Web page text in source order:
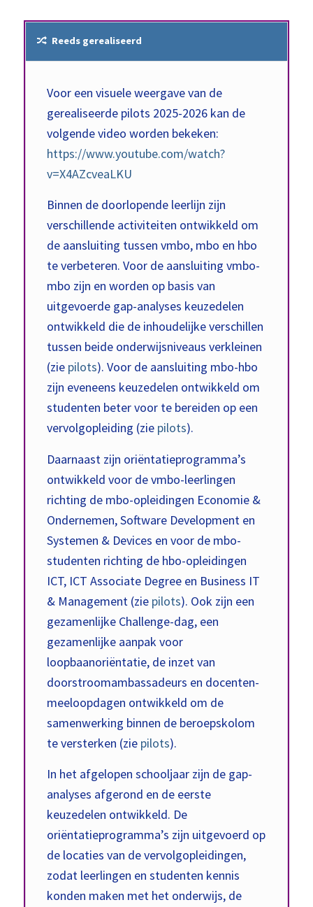
Reeds gerealiseerd
Voor een visuele weergave van de
gerealiseerde pilots 2025-2026 kan de
volgende video worden bekeken:
https://www.youtube.com/watch?
v=X4AZcveaLKU
Binnen de doorlopende leerlijn zijn
verschillende activiteiten ontwikkeld om
de aansluiting tussen vmbo, mbo en hbo
te verbeteren. Voor de aansluiting vmbo-
mbo zijn en worden op basis van
uitgevoerde gap-analyses keuzedelen
ontwikkeld die de inhoudelijke verschillen
tussen beide onderwijsniveaus verkleinen
(zie pilots). Voor de aansluiting mbo-hbo
zijn eveneens keuzedelen ontwikkeld om
studenten beter voor te bereiden op een
vervolgopleiding (zie pilots).
Daarnaast zijn oriëntatieprogramma’s
ontwikkeld voor de vmbo-leerlingen
richting de mbo-opleidingen Economie &
Ondernemen, Software Development en
Systemen & Devices en voor de mbo-
studenten richting de hbo-opleidingen
ICT, ICT Associate Degree en Business IT
& Management (zie pilots). Ook zijn een
gezamenlijke Challenge-dag, een
gezamenlijke aanpak voor
loopbaanoriëntatie, de inzet van
doorstroomambassadeurs en docenten-
meeloopdagen ontwikkeld om de
samenwerking binnen de beroepskolom
te versterken (zie pilots).
In het afgelopen schooljaar zijn de gap-
analyses afgerond en de eerste
keuzedelen ontwikkeld. De
oriëntatieprogramma’s zijn uitgevoerd op
de locaties van de vervolgopleidingen,
zodat leerlingen en studenten kennis
konden maken met het onderwijs, de